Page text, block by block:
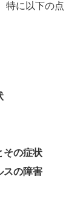
特に以下の点
その症状
スの障害